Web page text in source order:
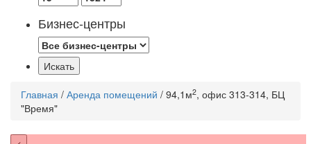
Бизнес-центры
Главная / Аренда помещений / 94,1м2, офис 313-314, БЦ
"Время"